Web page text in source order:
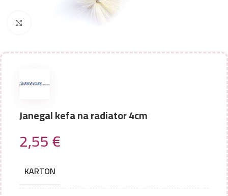
Janegal kefa na radiator 4cm
2,55€
KARTON